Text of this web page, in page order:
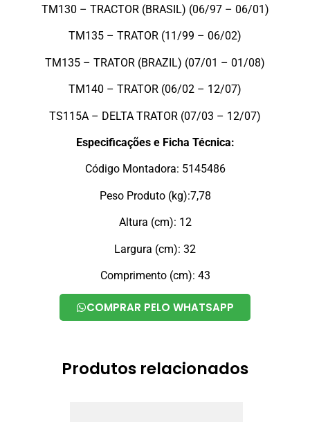
TM130 – TRACTOR (BRASIL) (06/97 – 06/01)
TM135 – TRATOR (11/99 – 06/02)
TM135 – TRATOR (BRAZIL) (07/01 – 01/08)
TM140 – TRATOR (06/02 – 12/07)
TS115A – DELTA TRATOR (07/03 – 12/07)
Especificações e Ficha Técnica:
Código Montadora: 5145486
Peso Produto (kg):7,78
Altura (cm): 12
Largura (cm): 32
Comprimento (cm): 43
COMPRAR PELO WHATSAPP
Produtos relacionados